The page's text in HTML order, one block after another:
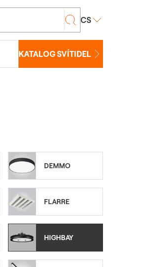
CS
KATALOG SVÍTIDEL
DEMMO
FLARRE
HIGHBAY